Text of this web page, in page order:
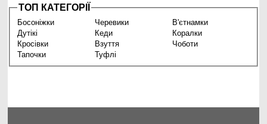
ТОП КАТЕГОРІЇ
Босоніжки Черевики
В'єтнамки
Дутікі
Кеди
Коралки
Кросівки
Взуття
Чоботи
Тапочки
Туфлі